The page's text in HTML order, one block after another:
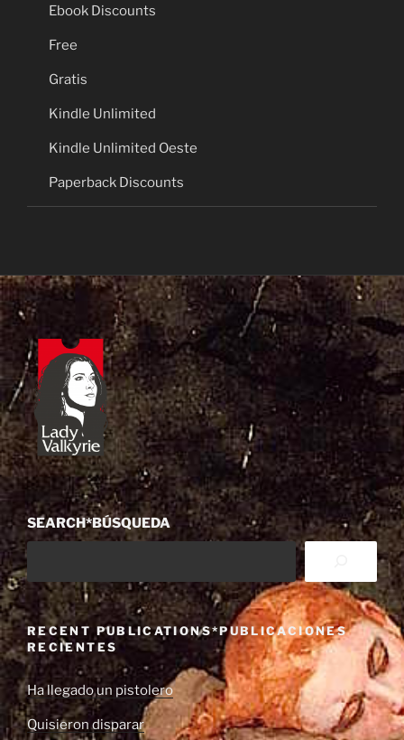
Ebook Discounts
Free
Gratis
Kindle Unlimited
Kindle Unlimited Oeste
Paperback Discounts
SEARCH*BÚSQUEDA
RECENT PUBLICATIONS*PUBLICACIONES
RECIENTES
Ha llegado un pistolero
Quisieron disparar